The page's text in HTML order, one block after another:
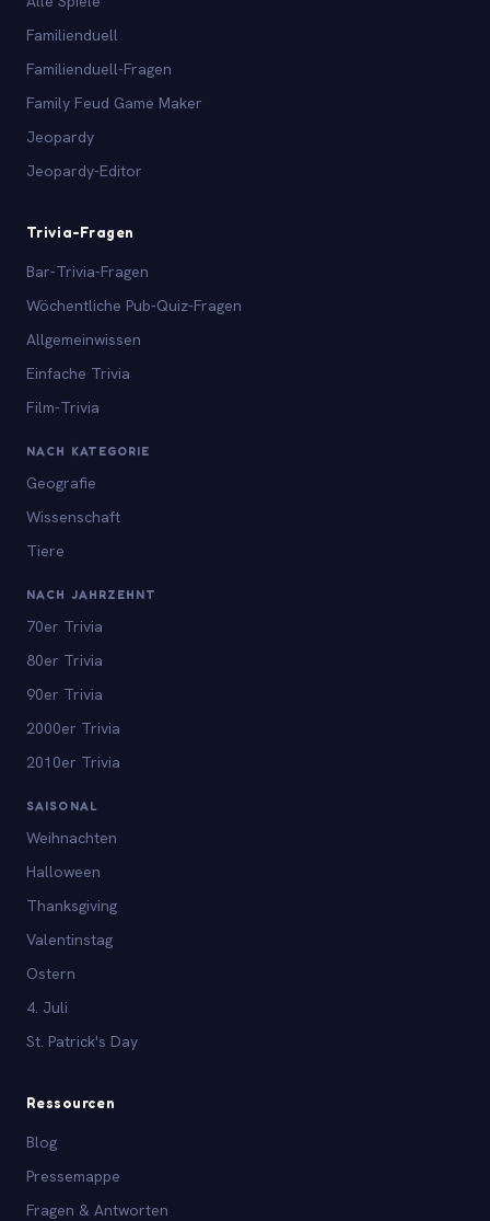
Familienduell
Familienduell-Fragen
Family Feud Game Maker
Jeopardy
Jeopardy-Editor
Trivia-Fragen
Bar-Trivia-Fragen
Wöchentliche Pub-Quiz-Fragen
Allgemeinwissen
Einfache Trivia
Film-Trivia
NACH KATEGORIE
Geografie
Wissenschaft
Tiere
NACH JAHRZEHNT
70er Trivia
80er Trivia
90er Trivia
2000er Trivia
2010er Trivia
SAISONAL
Weihnachten
Halloween
Thanksgiving
Valentinstag
Ostern
4. Juli
St. Patrick's Day
Ressourcen
Blog
Pressemappe
Fragen & Antworten